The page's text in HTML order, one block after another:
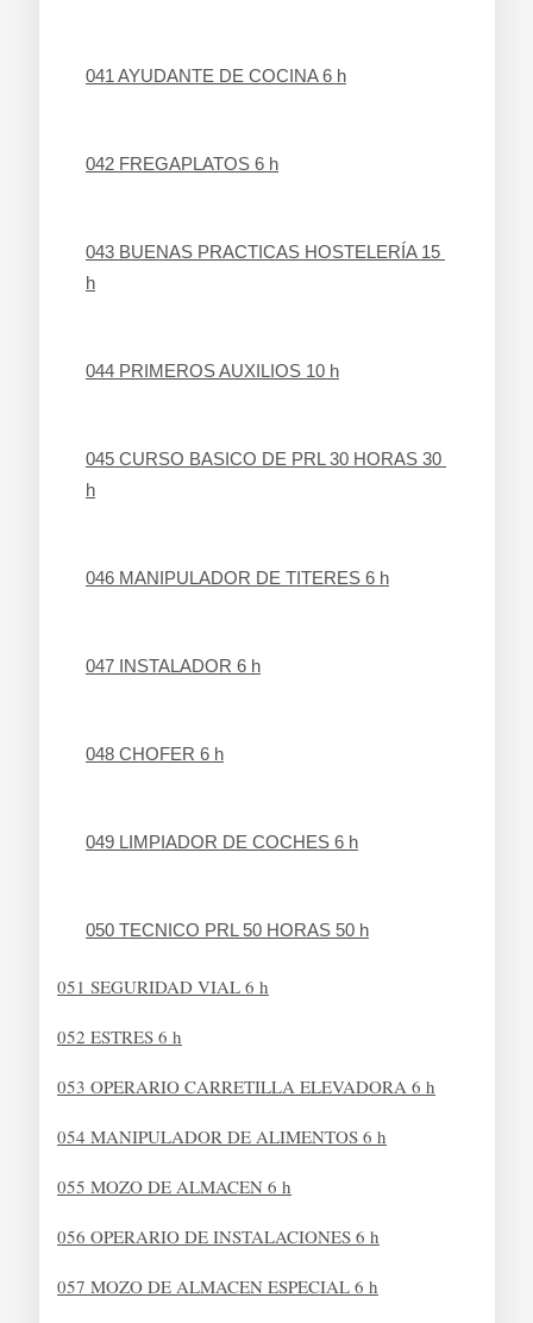
041 AYUDANTE DE COCINA 6 h
042 FREGAPLATOS 6 h
043 BUENAS PRACTICAS HOSTELERÍA 15
h
044 PRIMEROS AUXILIOS 10 h
045 CURSO BASICO DE PRL 30 HORAS 30
h
046 MANIPULADOR DE TITERES 6 h
047 INSTALADOR 6 h
048 CHOFER 6 h
049 LIMPIADOR DE COCHES 6 h
050 TECNICO PRL 50 HORAS 50 h
051 SEGURIDAD VIAL 6 h
052 ESTRES 6 h
053 OPERARIO CARRETILLA ELEVADORA 6 h
054 MANIPULADOR DE ALIMENTOS 6 h
055 MOZO DE ALMACEN 6 h
056 OPERARIO DE INSTALACIONES 6 h
057 MOZO DE ALMACEN ESPECIAL 6 h